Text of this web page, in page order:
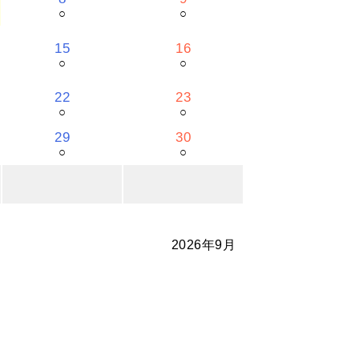
○ ○
15
○
16
○
22
○
23
○
29
○
30
○
2026年9月